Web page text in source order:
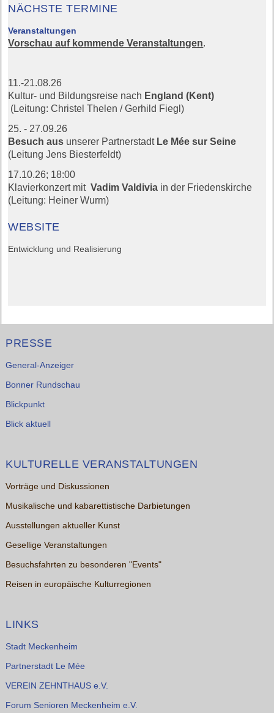
NÄCHSTE TERMINE
Veranstaltungen
Vorschau auf kommende Veranstaltungen.
11.-21.08.26
Kultur- und Bildungsreise nach England (Kent)
(Leitung: Christel Thelen / Gerhild Fiegl)
25. - 27.09.26
Besuch aus unserer Partnerstadt Le Mée sur Seine
(Leitung Jens Biesterfeldt)
17.10.26; 18:00
Klavierkonzert mitVadim Valdivia in der Friedenskirche
(Leitung: Heiner Wurm)
WEBSITE
Entwicklung und Realisierung
PRESSE
General-Anzeiger
Bonner Rundschau
Blickpunkt
Blick aktuell
KULTURELLE VERANSTALTUNGEN
Vorträge und Diskussionen
Musikalische und kabarettistische Darbietungen
Ausstellungen aktueller Kunst
Gesellige Veranstaltungen
Besuchsfahrten zu besonderen "Events"
Reisen in europäische Kulturregionen
LINKS
Stadt Meckenheim
Partnerstadt Le Mée
VEREIN ZEHNTHAUS e.V.
Forum Senioren Meckenheim e.V.